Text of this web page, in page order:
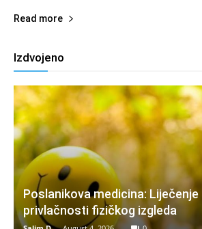
Read more
Izdvojeno
Poslanikova medicina:
privlačnosti fizičkog izgleda